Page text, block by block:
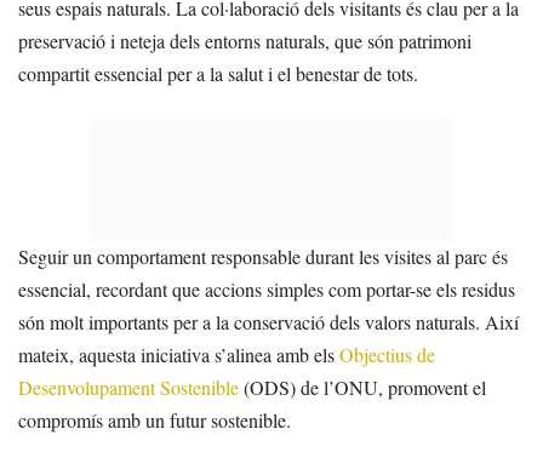
seus espais naturals. La col·laboració dels visitants és clau per a la
preservació i neteja dels entorns naturals, que són patrimoni
compartit essencial per a la salut i el benestar de tots.
Seguir un comportament responsable durant les visites al parc és
essencial, recordant que accions simples com portar-se els residus
són molt importants per a la conservació dels valors naturals. Així
mateix, aquesta iniciativa s’alinea amb elsObjectius de
Desenvolupament Sostenible(ODS) de l’ONU, promovent el
compromís amb un futur sostenible.